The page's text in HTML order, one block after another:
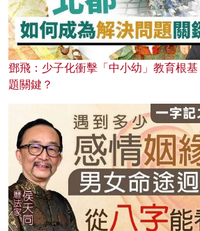
鄧飛：少子化衝擊「中小幼」教育根
題關鍵？